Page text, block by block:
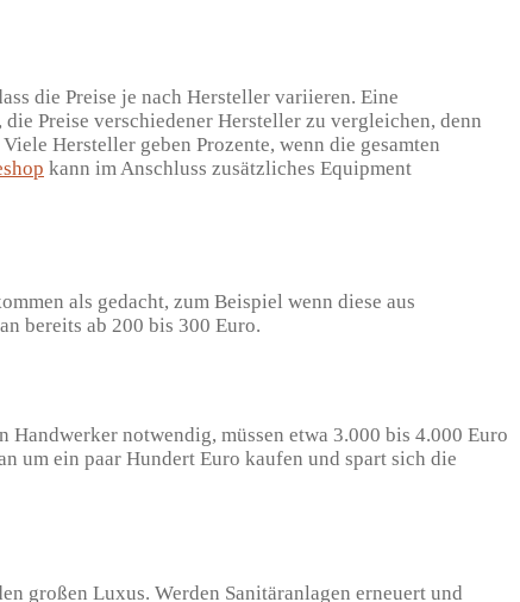
die Preise je nach Hersteller variieren. Eine
Preise verschiedener Hersteller zu vergleichen, denn
Hersteller geben Prozente, wenn die gesamten
kann im Anschluss zusätzliches Equipment
als gedacht, zum Beispiel wenn diese aus
bereits ab 200 bis 300 Euro.
notwendig, müssen etwa 3.000 bis 4.000 Euro
um ein paar Hundert Euro kaufen und spart sich die
großen Luxus. Werden Sanitäranlagen erneuert und